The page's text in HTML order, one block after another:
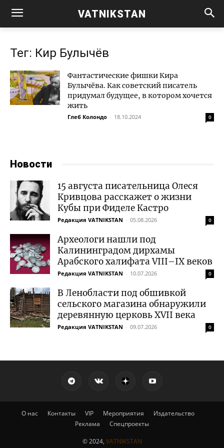
VATNIKSTAN
Тег: Кир Булычёв
Фантастические фишки Кира
Булычёва. Как советский писатель
придумал будущее, в котором хочется
жить
Глеб Колондо - 18.10.2024 0
Новости
15 августа писательница Олеся
Кривцова расскажет о жизни
Кубы при Фиделе Кастро
Редакция VATNIKSTAN - 05.08.2026 0
Археологи нашли под
Калининградом дирхамы
Арабского халифата VIII–IX веков
Редакция VATNIKSTAN - 10.07.2026 0
В Ленобласти под обшивкой
сельского магазина обнаружили
деревянную церковь XVII века
Редакция VATNIKSTAN - 09.07.2026 0
О нас Контакты VIP Мероприятия
Издательство
Реклама
Спецпроекты
© 2024, VATNIKSTAN